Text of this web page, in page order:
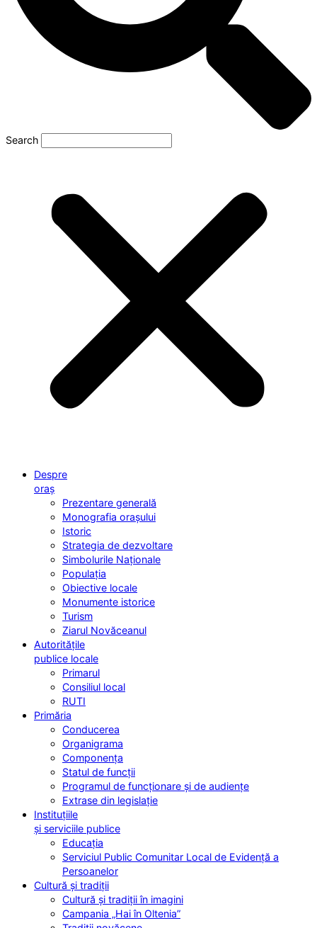
Search
Despre
oraș
Prezentare generală
Monografia orașului
Istoric
Strategia de dezvoltare
Simbolurile Naționale
Populația
Obiective locale
Monumente istorice
Turism
Ziarul Novăceanul
Autoritățile
publice locale
Primarul
Consiliul local
RUTI
Primăria
Conducerea
Organigrama
Componența
Statul de funcții
Programul de funcționare și de audiențe
Extrase din legislație
Instituțiile
și serviciile publice
Educația
Serviciul Public Comunitar Local de Evidență a
Persoanelor
Cultură și tradiții
Cultură și tradiții în imagini
Campania „Hai în Oltenia”